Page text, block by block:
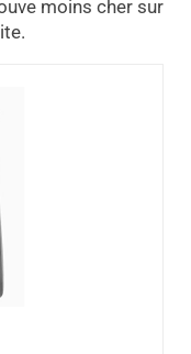
moins cher sur